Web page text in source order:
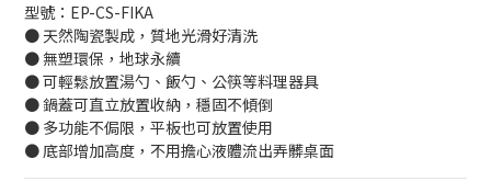
型號：EP-CS-FIKA
● 天然陶瓷製成，質地光滑好清洗
● 無塑環保，地球永續
● 可輕鬆放置湯勺、飯勺、公筷等料理器具
● 鍋蓋可直立放置收納，穩固不傾倒
● 多功能不侷限，平板也可放置使用
● 底部增加高度，不用擔心液體流出弄髒桌面